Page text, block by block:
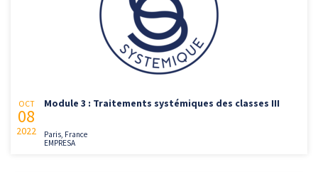
OCT
08
2022
Module 3 : Traitements systémiques des classes III
Paris, France
EMPRESA